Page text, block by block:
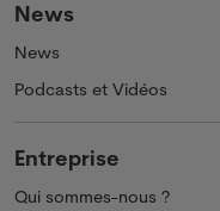
News
News
Podcasts et Vidéos
Entreprise
Qui sommes-nous ?